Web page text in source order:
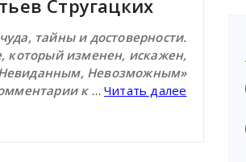
Стругацких
тайны и достоверности.
который изменен, искажен,
Невозможным»
к…Читать далее